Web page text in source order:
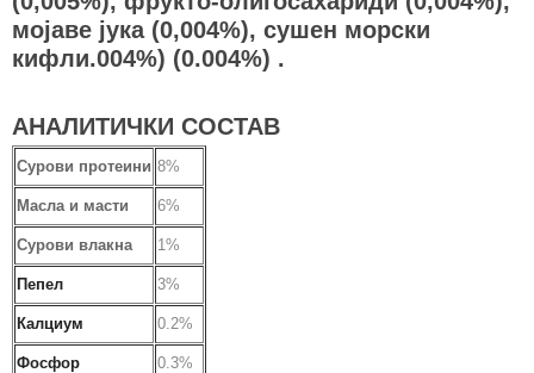
мојаве јука (0,004%), сушен морски
кифли.004%) (0.004%) .
АНАЛИТИЧКИ СОСТАВ
Сурови протеини 8%
Масла и масти 6%
Сурови влакна 1%
Пепел 3%
Калциум 0.2%
Фосфор 0.3%